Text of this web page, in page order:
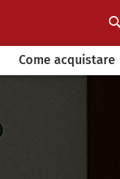
Come acquistare